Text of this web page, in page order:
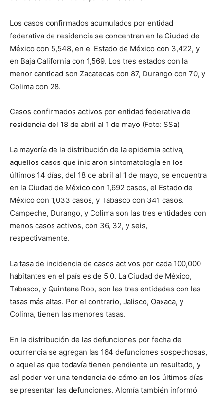
Los casos confirmados acumulados por entidad
federativa de residencia se concentran en la Ciudad de
México con 5,548, en el Estado de México con 3,422, y
en Baja California con 1,569. Los tres estados con la
menor cantidad son Zacatecas con 87, Durango con 70, y
Colima con 28.
Casos confirmados activos por entidad federativa de
residencia del 18 de abril al 1 de mayo (Foto: SSa)
La mayoría de la distribución de la epidemia activa,
aquellos casos que iniciaron sintomatología en los
últimos 14 días, del 18 de abril al 1 de mayo, se encuentra
en la Ciudad de México con 1,692 casos, el Estado de
México con 1,033 casos, y Tabasco con 341 casos.
Campeche, Durango, y Colima son las tres entidades con
menos casos activos, con 36, 32, y seis,
respectivamente.
La tasa de incidencia de casos activos por cada 100,000
habitantes en el país es de 5.0. La Ciudad de México,
Tabasco, y Quintana Roo, son las tres entidades con las
tasas más altas. Por el contrario, Jalisco, Oaxaca, y
Colima, tienen las menores tasas.
En la distribución de las defunciones por fecha de
ocurrencia se agregan las 164 defunciones sospechosas,
o aquellas que todavía tienen pendiente un resultado, y
así poder ver una tendencia de cómo en los últimos días
se presentan las defunciones. Alomía también informó